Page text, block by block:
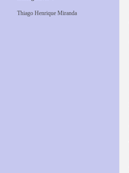
Thiago Henrique Miranda